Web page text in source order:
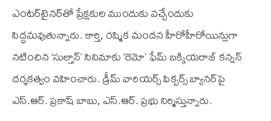
ఎంటర్‌టైనర్‌తో ప్రేక్షకుల ముందుకు వచ్చేందుకు
సిద్ధమవుతున్నారు. కార్తి, రష్మిక మందన హీరోహీరోయిన్లుగా
నటించిన ‘సుల్తాన్’ సినిమాకు ‘రెమో’ ఫేమ్ బక్కియరాజ్ కన్నన్
దర్శకత్వం వహించారు. డ్రీమ్ వారియర్స్ పిక్చర్స్ బ్యానర్‌పై
ఎస్.ఆర్. ప్రకాష్ బాబు, ఎస్.ఆర్. ప్రభు నిర్మిస్తున్నారు.